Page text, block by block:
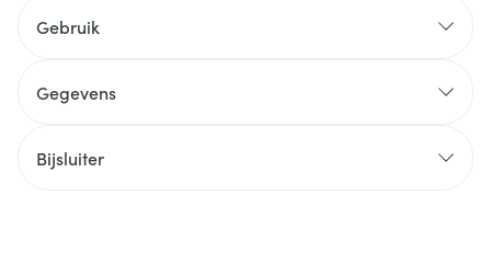
Gebruik
Gegevens
Bijsluiter